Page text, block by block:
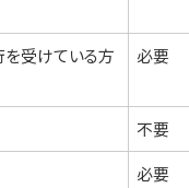
受けている方
必要
不要
必要